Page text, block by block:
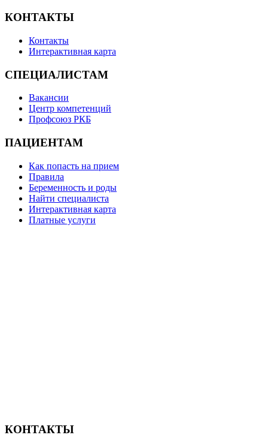
КОНТАКТЫ
Контакты
Интерактивная карта
СПЕЦИАЛИСТАМ
Вакансии
Центр компетенций
Профсоюз РКБ
ПАЦИЕНТАМ
Как попасть на прием
Правила
Беременность и роды
Найти специалиста
Интерактивная карта
Платные услуги
КОНТАКТЫ